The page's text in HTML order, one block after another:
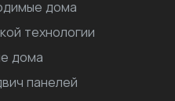
дома
технологии
дома
панелей